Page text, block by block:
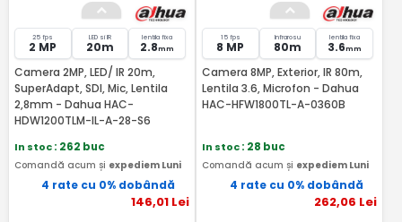
25 fps
2 MP
LED si IR
20m
lentila fixa
2.8mm
Camera 2MP, LED/ IR 20m,
SuperAdapt, SDI, Mic, Lentila
2,8mm - Dahua HAC-
HDW1200TLM-IL-A-28-S6
In stoc: 262 buc
Comandă acum și expediem Luni
4 rate cu 0% dobândă
146,01Lei
15 fps
8 MP
Infrarosu
80m
lentila fixa
3.6mm
Camera 8MP, Exterior, IR 80m,
Lentila 3.6, Microfon - Dahua
HAC-HFW1800TL-A-0360B
In stoc: 28 buc
Comandă acum și expediem Luni
4 rate cu 0% dobândă
262,06 Lei